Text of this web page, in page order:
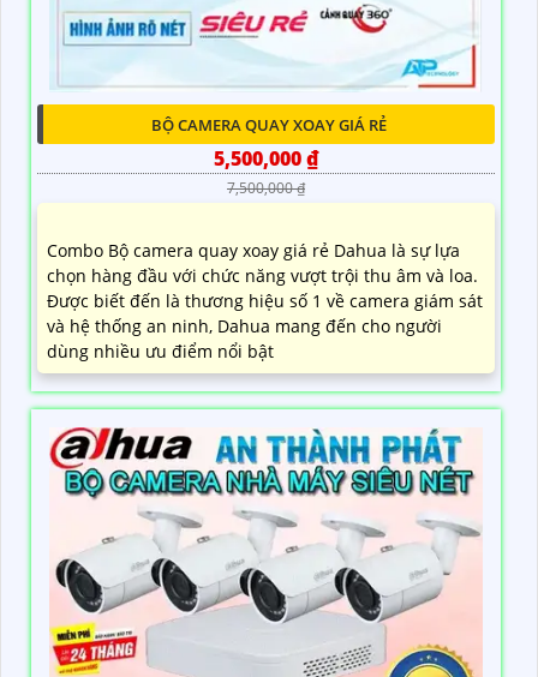
BỘ CAMERA QUAY XOAY GIÁ RẺ
5,500,000 ₫
7,500,000 ₫
Combo Bộ camera quay xoay giá rẻ Dahua là sự lựa
chọn hàng đầu với chức năng vượt trội thu âm và loa.
Được biết đến là thương hiệu số 1 về camera giám sát
và hệ thống an ninh, Dahua mang đến cho người
dùng nhiều ưu điểm nổi bật